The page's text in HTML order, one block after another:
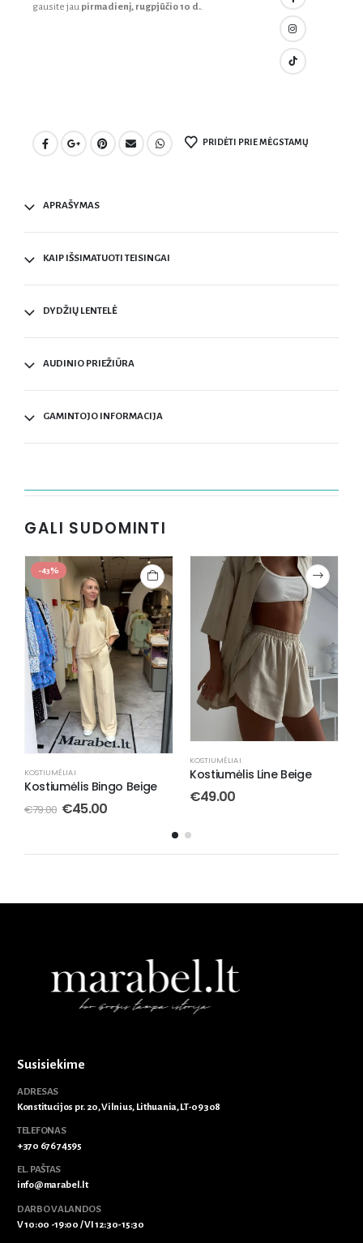
gausite jau pirmadienį, rugpjūčio 10 d..
PRIDĖTI PRIE MĖGSTAMŲ
APRAŠYMAS
KAIP IŠSIMATUOTI TEISINGAI
DYDŽIŲ LENTELĖ
AUDINIO PRIEŽIŪRA
GAMINTOJO INFORMACIJA
GALI SUDOMINTI
-43%
KOSTIUMĖLIAI
Kostiumėlis Bingo Beige
€79.00 €45.00
KOSTIUMĖLIAI
Kostiumėlis Line Beige
€49.00
Susisiekime
ADRESAS
Konstitucijos pr. 20, Vilnius, Lithuania, LT-09308
TELEFONAS
+370 676 74595
EL. PAŠTAS
info@marabel.lt
DARBO VALANDOS
V 10:00 -19:00 / VI 12:30-15:30